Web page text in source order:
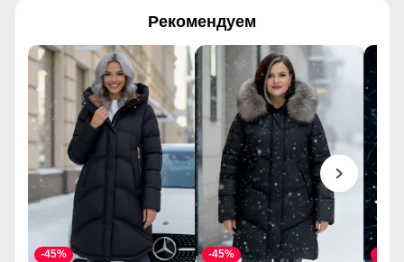
Рекомендуем
-45% -45%